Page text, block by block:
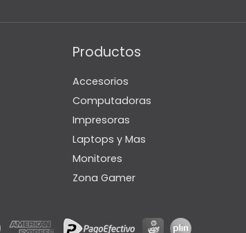
Productos
Accesorios
Computadoras
Impresoras
Laptops y Mas
Monitores
Zona Gamer